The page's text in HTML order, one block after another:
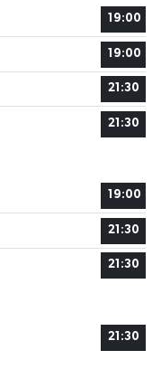
19:00
19:00
21:30
21:30
19:00
21:30
21:30
21:30